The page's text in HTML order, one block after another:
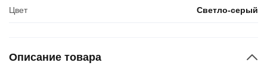
Цвет Светло-серый
Описание товара